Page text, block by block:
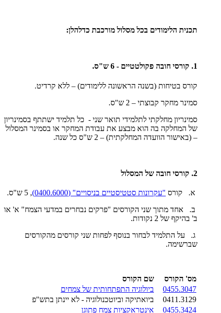
תכנית הלימודים בכל מסלול מורכבת כדלהלן:
1. קורסי חובה פקולטטיים - 6 ש"ס.
קורס בטיחות (בשנה הראשונה ללימודים) – ללא קרדיט.
סמינר מחקר קבוצתי – 2 ש"ס.
סמינריון מחלקתי לתלמידי תואר שני - כל תלמיד ישתתף בסמינריון
של המחלקה בה הוא מבצע את עבודת המחקר או בסמינר המסלול
– (באישור הוועדה המחלקתית) – 2 ש"ס כל שנה.
2. קורסי חובה של המסלול
א. קורס "עקרונות סטטיסטיים בניסויים" (0400.6000)
, 5 ש"ס.
ב. אחד מתוך שני הקורסים "פרקים נבחרים במדעי הצמח" א' או
ב' בהיקף של 2 נקודות.
ג. על התלמיד לבחור בנוסף לפחות שני קורסים מהקורסים
שברשימה.
מס' הקורס
שם הקורס
0455.3047
ביולוגיה התפתחותית של צמחים
0411.3129
ביואתיקה וביוטכנולוגיה - לא יינתן בתש"פ
0455.3424
אינטראקציות צמח פתוגן